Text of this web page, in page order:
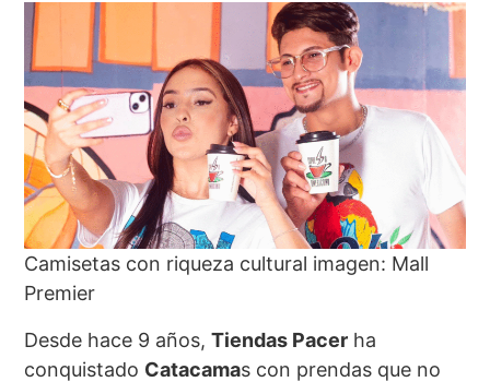
Camisetas con riqueza cultural imagen: Mall
Premier
Desde hace 9 años,Tiendas Pacer ha
conquistado Catacamas con prendas que no